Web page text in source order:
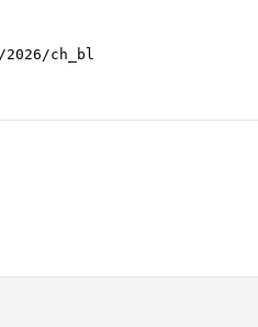
ch_bl